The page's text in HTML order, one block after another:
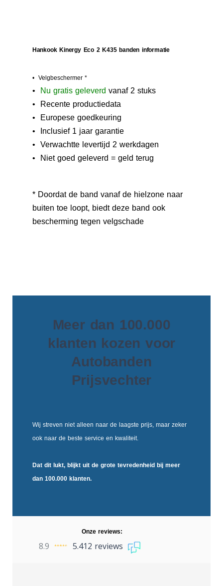
Hankook Kinergy Eco 2 K435 banden informatie
• Velgbeschermer *
• N u gratis geleverd vanaf 2 stuks
• Recente productiedata
• Europese goedkeuring
• Inclusief 1 jaar garantie
• Verwachtte levertijd 2 werkdagen
• Niet goed geleverd = geld terug
* Doordat de band vanaf de hielzone naar
buiten toe loopt, biedt deze band ook
bescherming tegen velgschade
Meer dan 100.000
klanten kozen voor
Autobanden
Prijsvechter
Wij streven niet alleen naar de laagste prijs, maar zeker
ook naar de beste service en kwaliteit.
Dat dit lukt, blijkt uit de grote tevredenheid bij meer
dan 100.000 klanten.
Onze reviews:
8.9 5.412 reviews